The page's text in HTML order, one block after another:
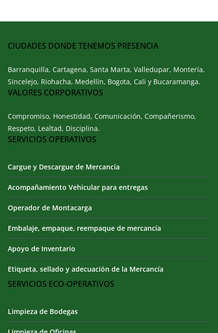
CIUDADES DONDE TENEMOS PRESENCIA
Barranquilla, Cartagena, Santa Marta, Valledupar, Montería,
Sincelejo, Riohacha, Medellín, Bogota, Cali y Bucaramanga.
VALORES CORPORATIVOS
Compromiso, Honestidad, Comunicación, Compañerismo,
Respeto, Lealtad, Disciplina.
SERVICIOS OPERATIVOS
Cargue y Descargue de Mercancía
Acompañamiento Vehicular para entregas
Operador de Montacarga
Embalaje, empaque, reempaque de mercancía
Apoyo de Inventario
Etiqueta, sellado y adecuación de la Mercancía
SERVICIOS ECO-OPERATIVOS
Limpieza de Bodegas